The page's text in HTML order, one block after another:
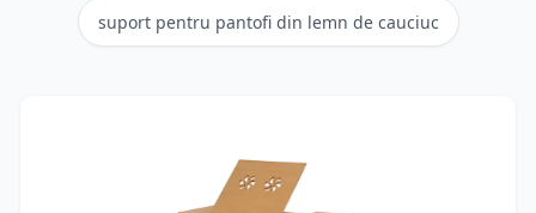
suport pentru pantofi din lemn de cauciuc